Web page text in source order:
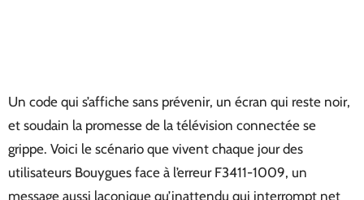
Un code qui s’affiche sans prévenir, un écran qui reste noir,
et soudain la promesse de la télévision connectée se
grippe. Voici le scénario que vivent chaque jour des
utilisateurs Bouygues face à l’erreur F3411-1009, un
message aussi laconique qu’inattendu qui interrompt net